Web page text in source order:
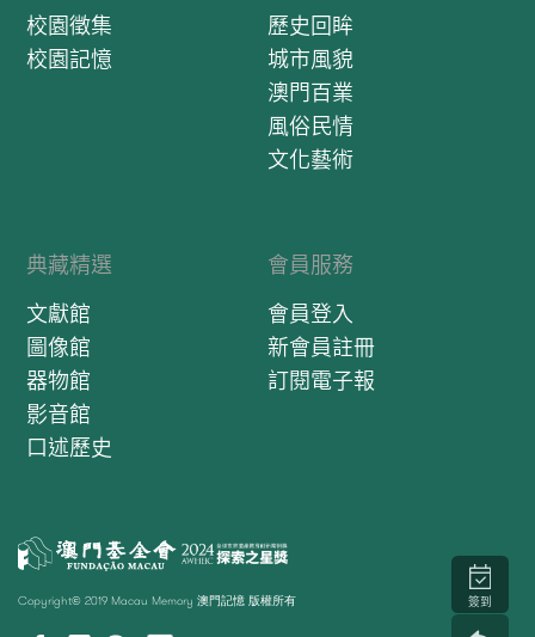
校園徵集
校園記憶
歷史回眸
城市風貌
澳門百業
風俗民情
文化藝術
典藏精選
文獻館
圖像館
器物館
影音館
口述歷史
會員服務
會員登入
新會員註冊
訂閱電子報
Copyright© 2019 Macau Memory 澳門記憶 版權所有 簽到